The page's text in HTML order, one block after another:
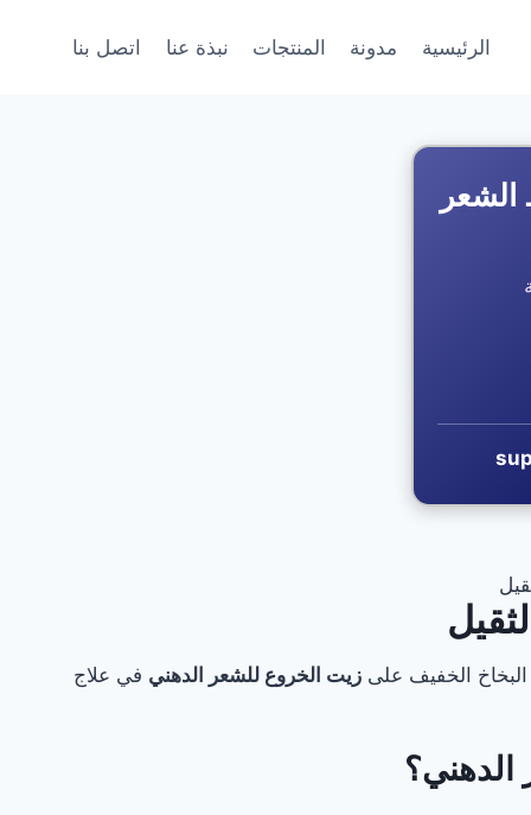
الرئيسية مدونة المنتجات نبذة عنا اتصل بنا
الخفيف على زيت الخروع للشعر الدهني في علاج